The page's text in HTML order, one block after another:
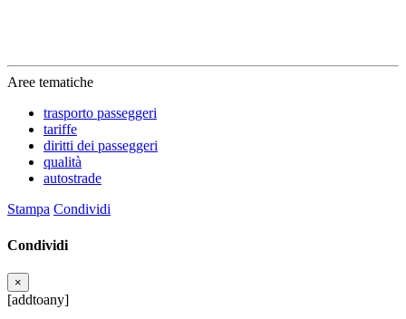
Aree tematiche
trasporto passeggeri
tariffe
diritti dei passeggeri
qualità
autostrade
Stampa Condividi
Condividi
×
[addtoany]